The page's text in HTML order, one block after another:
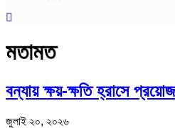
মতামত
বন্যায় ক্ষয়-ক্ষতি হ্রাসে
জুলাই ২০, ২০২৬